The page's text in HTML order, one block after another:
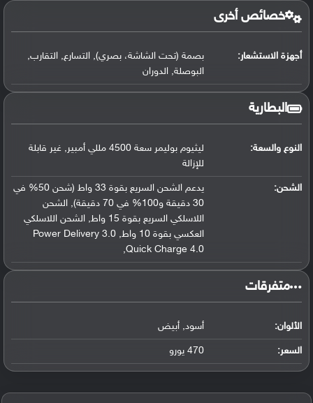
خصائص أخرى
أجهزة الاستشعار:
بصمة (تحت الشاشة، بصري), التسارع, التقارب,
البوصلة, الدوران
البطارية
النوع والسعة:
ليثيوم بوليمر سعة 4500 مللي أمبير, غير قابلة
للإزالة
الشحن:
يدعم الشحن السريع بقوة 33 واط (شحن 50% في
30 دقيقة و100% في 70 دقيقة), الشحن
اللاسلكي السريع بقوة 15 واط, الشحن اللاسلكي
العكسي بقوة 10 واط, Power Delivery 3.0
,Quick Charge 4.0
‏متفرقات‏
الألوان: أسود, أبيض
السعر: 470 يورو